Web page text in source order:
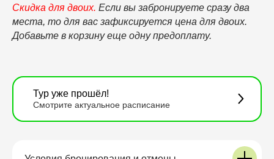
Скидка для двоих. Если вы забронируете сразу два
места, то для вас зафиксируется цена для двоих.
Добавьте в корзину еще одну предоплату.
Тур уже прошёл!
Смотрите актуальное расписание